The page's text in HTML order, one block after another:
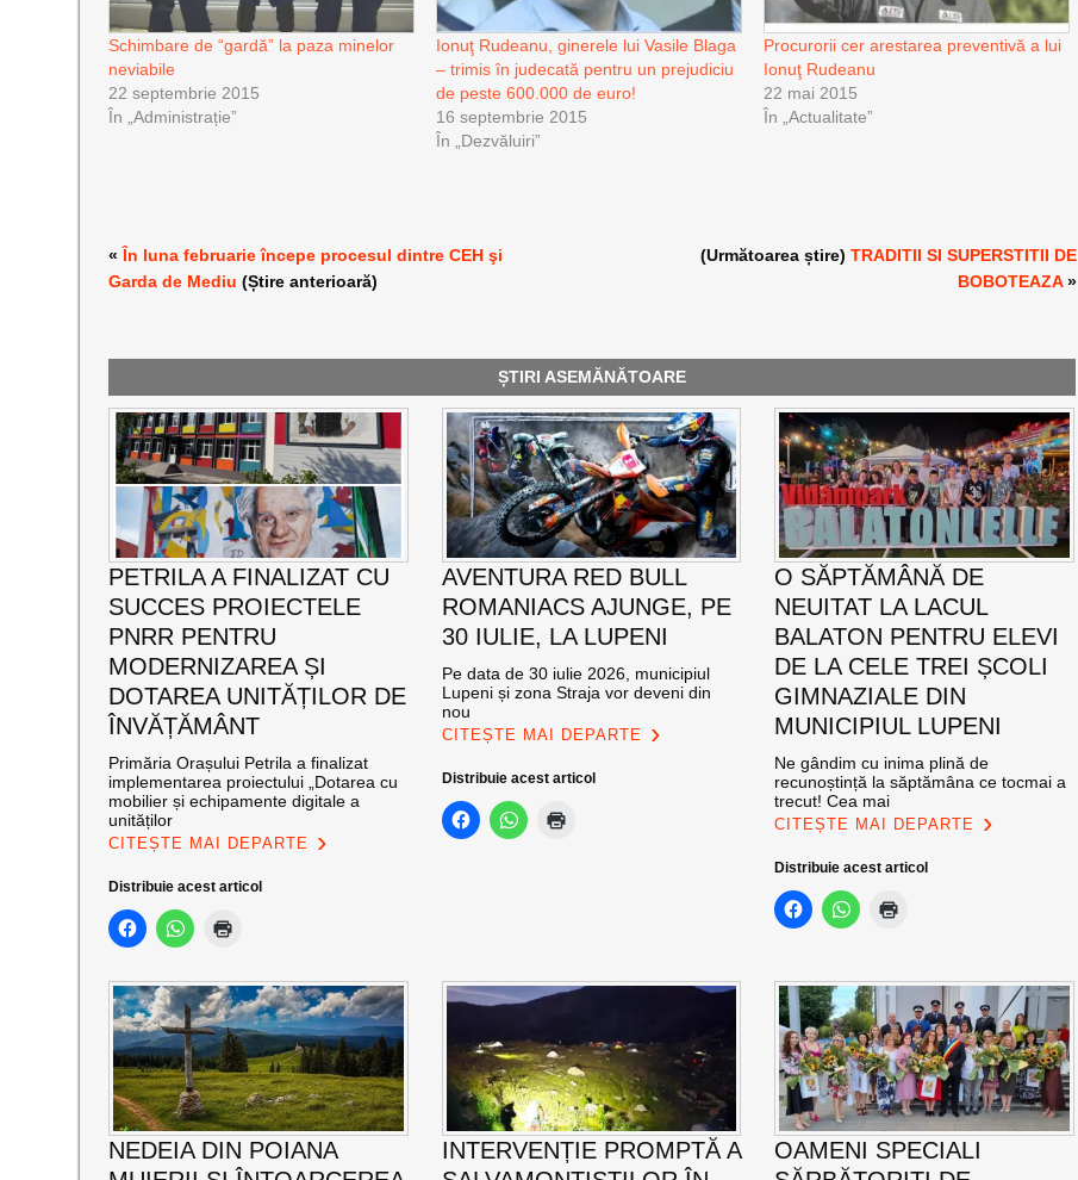
Schimbare de “gardă” la paza minelor
neviabile
22 septembrie 2015
În „Administrație”
Ionuţ Rudeanu, ginerele lui Vasile Blaga
– trimis în judecată pentru un prejudiciu
de peste 600.000 de euro!
16 septembrie 2015
În „Dezvăluiri”
Procurorii cer arestarea preventivă a lui
Ionuţ Rudeanu
22 mai 2015
În „Actualitate”
« În luna februarie începe procesul dintre CEH şi
Garda de Mediu (Știre anterioară)
(Următoarea știre)TRADITII SI SUPERSTITII DE
BOBOTEAZA»
ȘTIRI ASEMĂNĂTOARE
PETRILA A FINALIZAT CU
SUCCES PROIECTELE
PNRR PENTRU
MODERNIZAREA ȘI
DOTAREA UNITĂȚILOR DE
ÎNVĂȚĂMÂNT
Primăria Orașului Petrila a finalizat
implementarea proiectului „Dotarea cu
mobilier și echipamente digitale a
unităților
CITEȘTE MAI DEPARTE
Distribuie acest articol
AVENTURA RED BULL
ROMANIACS AJUNGE, PE
30 IULIE, LA LUPENI
Pe data de 30 iulie 2026, municipiul
Lupeni și zona Straja vor deveni din
nou
CITEȘTE MAI DEPARTE
Distribuie acest articol
O SĂPTĂMÂNĂ DE
NEUITAT LA LACUL
BALATON PENTRU ELEVI
DE LA CELE TREI ȘCOLI
GIMNAZIALE DIN
MUNICIPIUL LUPENI
Ne gândim cu inima plină de
recunoștință la săptămâna ce tocmai a
trecut! Cea mai
CITEȘTE MAI DEPARTE
Distribuie acest articol
NEDEIA DIN POIANA
INTERVENȚIE PROMPTĂ A
OAMENI SPECIALI